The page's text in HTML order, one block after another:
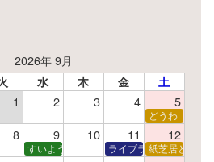
ークショップ
2026年 9月
水 木 金 土
1 2 3 4 5
どうわ
8 9 10 11 12
すいようえほん ライブラリーシアター
紙芝居と折り紙